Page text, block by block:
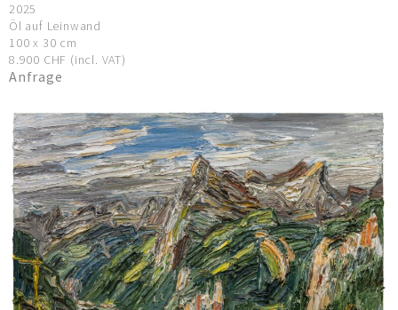
2025
Öl auf Leinwand
100 x 30 cm
8.900 CHF (incl. VAT)
Anfrage